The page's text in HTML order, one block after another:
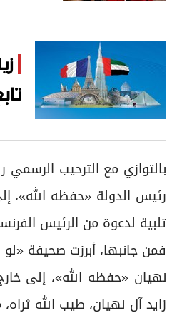
بالتوازي مع الترحيب
رئيس الدولة «حفظه الله»،
تلبية لدعوة من الرئيس
فمن جانبها، أبرزت صحيفة
نهيان «حفظه الله»، إلى
زايد آل نهيان، طيب الله